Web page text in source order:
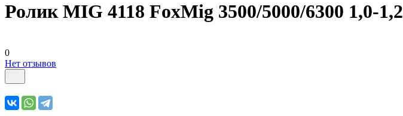
Ролик MIG 4118 FoxMig 3500/5000/6300 1,0-1,2
0
Нет отзывов